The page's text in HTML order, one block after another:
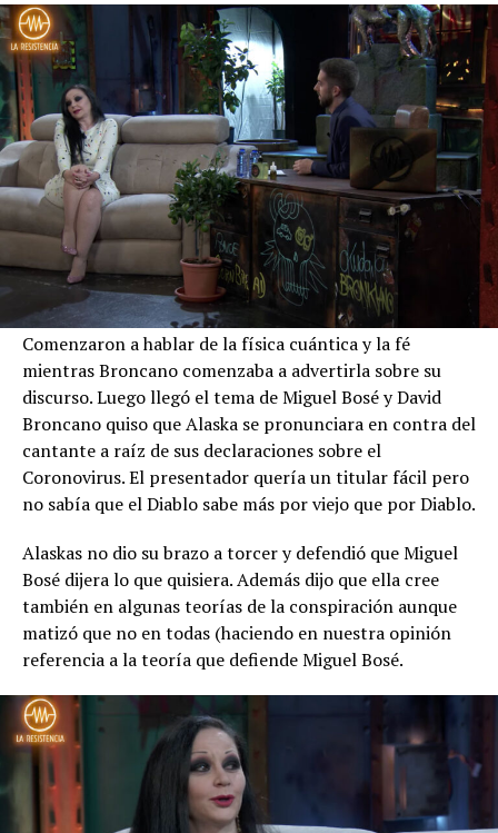
Comenzaron a hablar de la física cuántica y la fé
mientras Broncano comenzaba a advertirla sobre su
discurso. Luego llegó el tema de Miguel Bosé y David
Broncano quiso que Alaska se pronunciara en contra del
cantante a raíz de sus declaraciones sobre el
Coronovirus. El presentador quería un titular fácil pero
no sabía que el Diablo sabe más por viejo que por Diablo.
Alaskas no dio su brazo a torcer y defendió que Miguel
Bosé dijera lo que quisiera. Además dijo que ella cree
también en algunas teorías de la conspiración aunque
matizó que no en todas (haciendo en nuestra opinión
referencia a la teoría que defiende Miguel Bosé.